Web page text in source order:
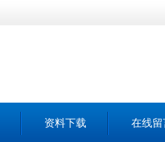
资料下载 在线留